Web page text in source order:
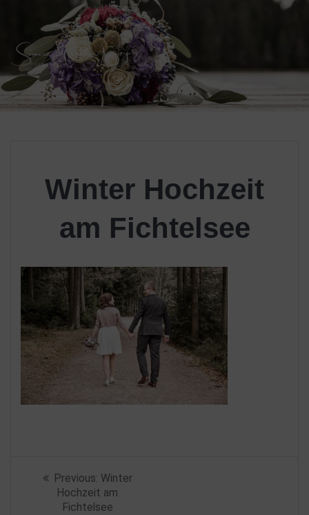
Skip
to
content
Winter Hochzeit
am Fichtelsee
Beitragsnavigation
Previous: Previous
post:
Winter
Hochzeit am
Fichtelsee